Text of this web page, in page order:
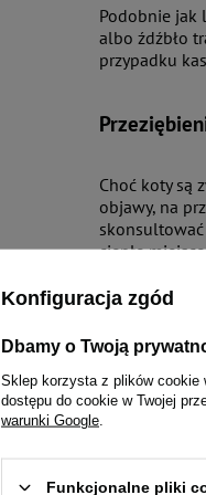
Podobnie jak
albo źdźbło
przypadku
Choć koty są
objawy, na
ciepłe
Szczególną
kataru, który
Sezonowa
Coraz
nie tylko
nasilają się w
Konfiguracja zgód
Dbamy o Twoją
Sklep korzysta z plików cookie
dostępu do cookie w Twojej
warunki Google
Funkcjonalne pliki